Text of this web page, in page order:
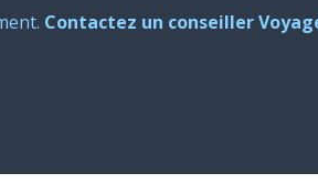
Contactez un conseiller